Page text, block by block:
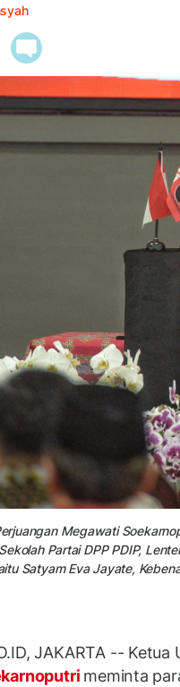
Megawati
Partai DPP PDIP,
Satyam Eva Jayate,
JAKARTA -- Ketua
meminta